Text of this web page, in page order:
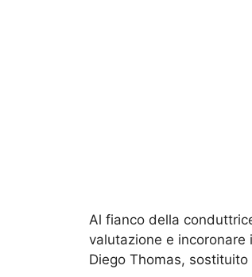
Al fianco della
valutazione e
Diego Thomas,